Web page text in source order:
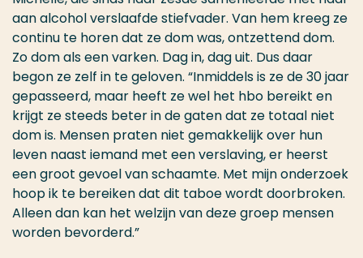
aan alcohol verslaafde stiefvader. Van hem kreeg ze
continu te horen dat ze dom was, ontzettend dom.
Zo dom als een varken. Dag in, dag uit. Dus daar
begon ze zelf in te geloven. “Inmiddels is ze de 30 jaar
gepasseerd, maar heeft ze wel het hbo bereikt en
krijgt ze steeds beter in de gaten dat ze totaal niet
dom is. Mensen praten niet gemakkelijk over hun
leven naast iemand met een verslaving, er heerst
een groot gevoel van schaamte. Met mijn onderzoek
hoop ik te bereiken dat dit taboe wordt doorbroken.
Alleen dan kan het welzijn van deze groep mensen
worden bevorderd.”